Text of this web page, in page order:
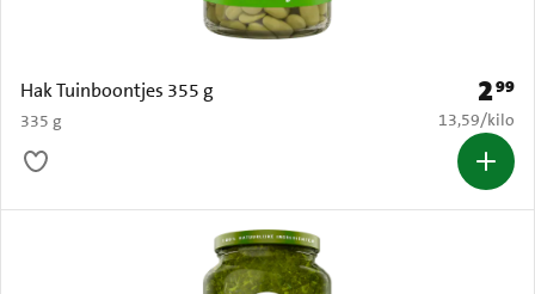
Hak Tuinboontjes 355 g
335 g
Prijs:
299
€ 13,59 per
13,59/kilo